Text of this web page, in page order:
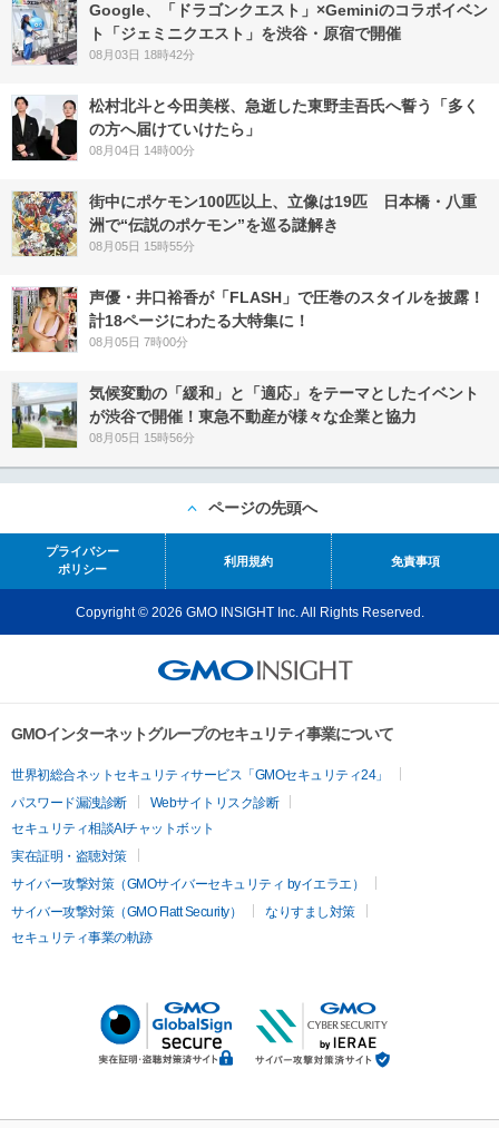
Google、「ドラゴンクエスト」×Geminiのコラボイベン
ト「ジェミニクエスト」を渋谷・原宿で開催
08月03日 18時42分
松村北斗と今田美桜、急逝した東野圭吾氏へ誓う「多く
の方へ届けていけたら」
08月04日 14時00分
街中にポケモン100匹以上、立像は19匹 日本橋・八重
洲で“伝説のポケモン”を巡る謎解き
08月05日 15時55分
声優・井口裕香が「FLASH」で圧巻のスタイルを披露！
計18ページにわたる大特集に！
08月05日 7時00分
気候変動の「緩和」と「適応」をテーマとしたイベント
が渋谷で開催！東急不動産が様々な企業と協力
08月05日 15時56分
ページの先頭へ
プライバシー
ポリシー
利用規約 免責事項
Copyright © 2026 GMO INSIGHT Inc. All Rights Reserved.
GMOインターネットグループのセキュリティ事業について
世界初総合ネットセキュリティサービス「GMOセキュリティ24」
パスワード漏洩診断
Webサイトリスク診断
セキュリティ相談AIチャットボット
実在証明・盗聴対策
サイバー攻撃対策（GMOサイバーセキュリティ byイエラエ）
サイバー攻撃対策（GMO Flatt Security）
なりすまし対策
セキュリティ事業の軌跡